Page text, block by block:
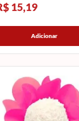
15,19
Adicionar